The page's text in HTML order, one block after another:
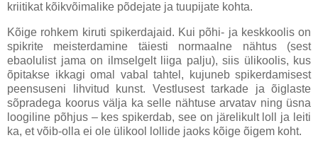
kriitikat kõikvõimalike põdejate ja tuupijate kohta.
Kõige rohkem kiruti spikerdajaid. Kui põhi- ja keskkoolis on
spikrite meisterdamine täiesti normaalne nähtus (sest
ebaolulist jama on ilmselgelt liiga palju), siis ülikoolis, kus
õpitakse ikkagi omal vabal tahtel, kujuneb spikerdamisest
peensuseni lihvitud kunst. Vestlusest tarkade ja õiglaste
sõpradega koorus välja ka selle nähtuse arvatav ning üsna
loogiline põhjus – kes spikerdab, see on järelikult loll ja leiti
ka, et võib-olla ei ole ülikool lollide jaoks kõige õigem koht.